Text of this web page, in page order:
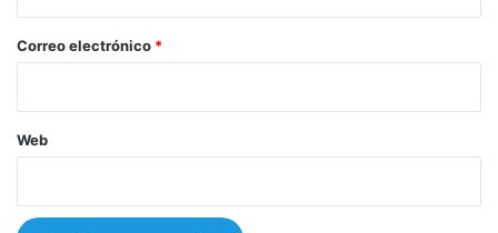
*
Correo electrónico *
Web